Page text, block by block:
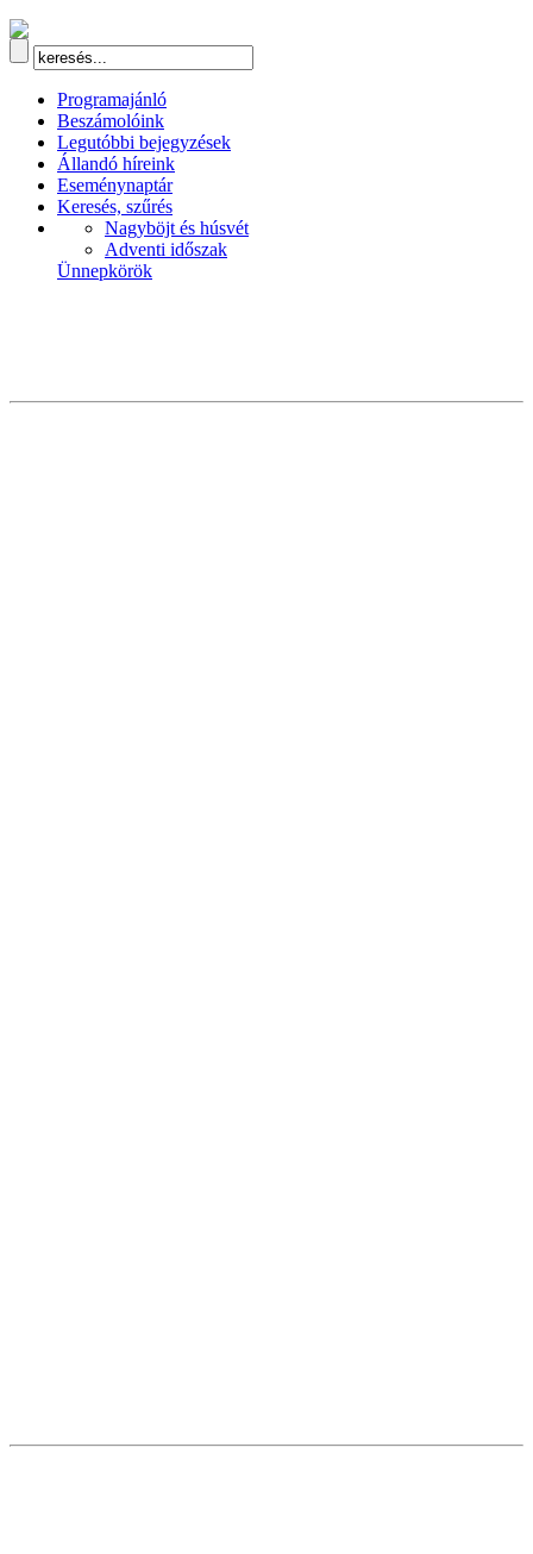
Programajánló
Beszámolóink
Legutóbbi bejegyzések
Állandó híreink
Eseménynaptár
Keresés, szűrés
Nagyböjt és húsvét
Adventi időszak
Ünnepkörök